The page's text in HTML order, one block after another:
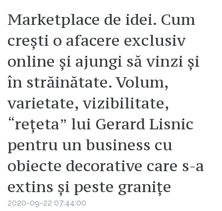
Marketplace de idei. Cum
crești o afacere exclusiv
online și ajungi să vinzi și
în străinătate. Volum,
varietate, vizibilitate,
“rețeta” lui Gerard Lisnic
pentru un business cu
obiecte decorative care s-a
extins și peste granițe
2020-09-22 07:44:00